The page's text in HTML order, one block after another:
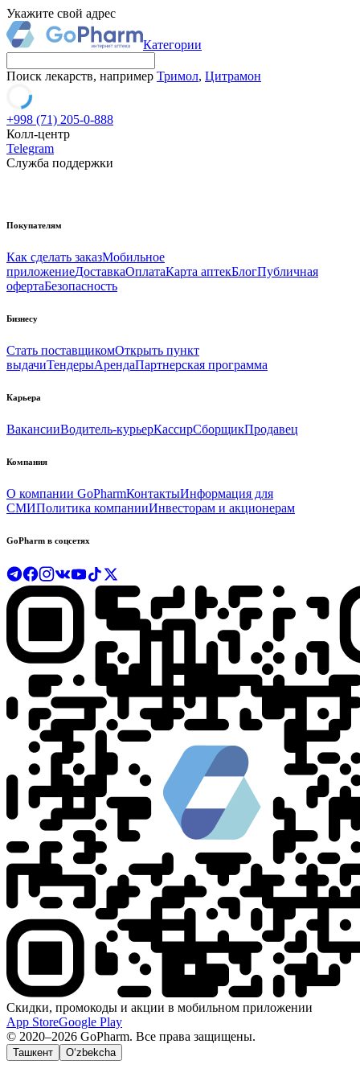
Укажите свой адрес
Категории
Поиск лекарств, например Тримол, Цитрамон
+998 (71) 205-0-888
Колл-центр
Telegram
Служба поддержки
Покупателям
Как сделать заказМобильное
приложениеДоставкаОплатаКарта аптекБлогПубличная
офертаБезопасность
Бизнесу
Стать поставщикомОткрыть пункт
выдачиТендерыАрендаПартнерская программа
Карьера
ВакансииВодитель-курьерКассирСборщикПродавец
Компания
О компании GoPharmКонтактыИнформация для
СМИПолитика компанииИнвесторам и акционерам
GoPharm в соцсетях
Скидки, промокоды и акции в мобильном приложении
App StoreGoogle Play
© 2020–2026 GoPharm. Все права защищены.
Ташкент O‘zbekcha